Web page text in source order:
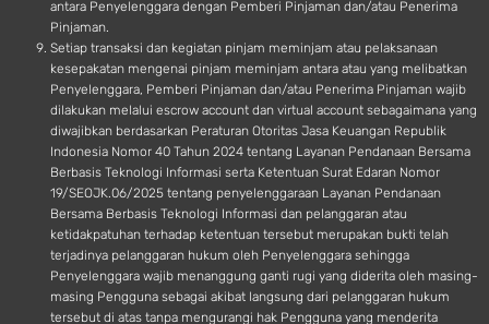
antara Penyelenggara dengan Pemberi Pinjaman dan/atau Penerima
Pinjaman.
Setiap transaksi dan kegiatan pinjam meminjam atau pelaksanaan
kesepakatan mengenai pinjam meminjam antara atau yang melibatkan
Penyelenggara, Pemberi Pinjaman dan/atau Penerima Pinjaman wajib
dilakukan melalui escrow account dan virtual account sebagaimana yang
diwajibkan berdasarkan Peraturan Otoritas Jasa Keuangan Republik
Indonesia Nomor 40 Tahun 2024 tentang Layanan Pendanaan Bersama
Berbasis Teknologi Informasi serta Ketentuan Surat Edaran Nomor
19/SEOJK.06/2025 tentang penyelenggaraan Layanan Pendanaan
Bersama Berbasis Teknologi Informasi dan pelanggaran atau
ketidakpatuhan terhadap ketentuan tersebut merupakan bukti telah
terjadinya pelanggaran hukum oleh Penyelenggara sehingga
Penyelenggara wajib menanggung ganti rugi yang diderita oleh masing-
masing Pengguna sebagai akibat langsung dari pelanggaran hukum
tersebut di atas tanpa mengurangi hak Pengguna yang menderita